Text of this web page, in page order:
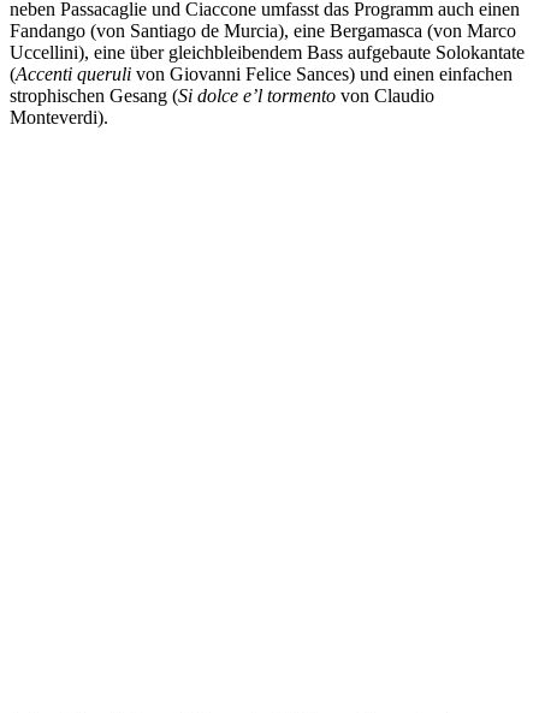
neben Passacaglie und Ciaccone umfasst das Programm auch einen
Fandango (von Santiago de Murcia), eine Bergamasca (von Marco
Uccellini), eine über gleichbleibendem Bass aufgebaute Solokantate
(Accenti queruli von Giovanni Felice Sances) und einen einfachen
strophischen Gesang (Si dolce e’l tormento von Claudio
Monteverdi).